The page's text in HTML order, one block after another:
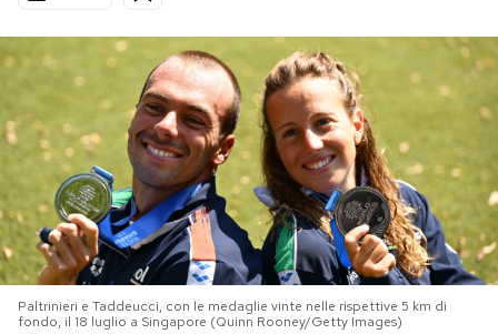
PODCAST
NEWSLETTER
I MIEI PREFERITI
SHOP
Paltrinieri e Taddeucci, con le medaglie vinte nelle rispettive 5 km di
fondo, il 18 luglio a Singapore (Quinn Rooney/Getty Images)